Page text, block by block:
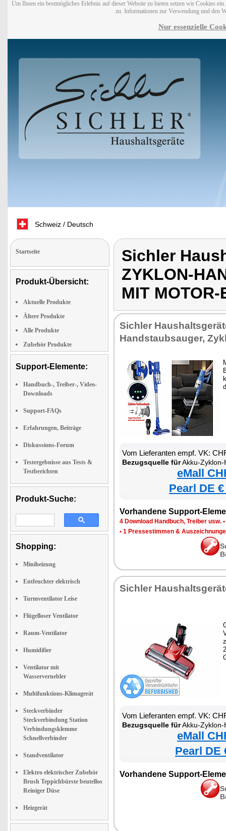
Um Ihnen ein bestmögliches Erlebnis auf dieser Website zu bieten setzen wir Cookies
zu. Informationen zur Verwendung und den
Nur essenzielle
Schweiz / Deutsch
Startseite
Produkt-Übersicht:
Aktuelle Produkte
Ältere Produkte
Alle Produkte
Zubehör Produkte
Support-Elemente:
Handbuch-, Treiber-, Video-
Downloads
Support-FAQs
Erfahrungen, Beiträge
Diskussions-Forum
Testergebnisse aus Tests &
Testberichten
Produkt-Suche:
Shopping:
Miniheizung
Entfeuchter elektrisch
Turmventilator Leise
Flügelloser Ventilator
Raum-Ventilator
Humidifier
Ventilator mit
Wasservernebler
Multifunktions-Klimagerät
Steckverbinder
Steckverbindung Station
Verbindungsklemme
Schnellverbinder
Standventilator
Elektro elektrischer Zubehör
Brush Teppichbürste beutellos
Reiniger Düse
Heizgerät
Sichler
ZYKLON-
MIT MOTOR-
Sichler
Handstaubsauger,
Vom Lieferanten empf. VK:
Bezugsquelle fürAkku-Zyklon-Hand- &
eMall
Pearl DE
Vorhandene Support-
4 Download Handbuch, Treiber usw. •
• 1 Pressestimmen &
Sichler
Vom Lieferanten empf. VK:
Bezugsquelle fürAkku-Zyklon-Hand- &
eMall
Pearl DE
Vorhandene Support-